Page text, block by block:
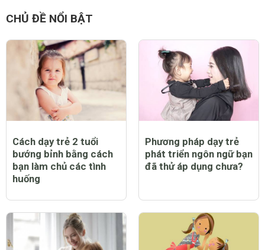
CHỦ ĐỀ NỔI BẬT
Cách dạy trẻ 2 tuổi
bướng bỉnh bằng cách
bạn làm chủ các tình
huống
Phương pháp dạy trẻ
phát triển ngôn ngữ bạn
đã thử áp dụng chưa?